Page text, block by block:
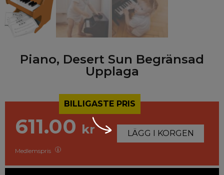
Piano, Desert Sun Begränsad
Upplaga
BILLIGASTE PRIS
611.00 kr
Medlemspris
LÄGG I KORGEN